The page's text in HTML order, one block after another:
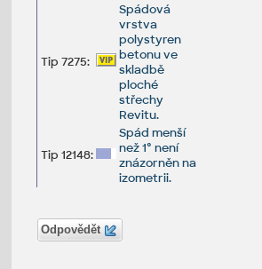
Tip 7275:
Spádová
vrstva
polystyren
betonu ve
skladbě
ploché
střechy
Revitu.
Tip 12148:
Spád menší
než 1° není
znázorněn na
izometrii.
Odpovědět